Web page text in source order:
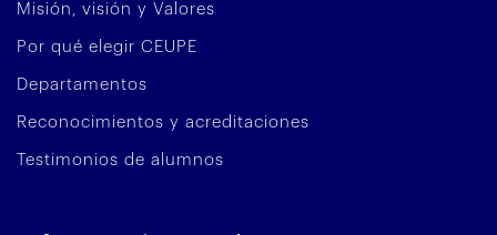
Misión, visión y Valores
Por qué elegir CEUPE
Departamentos
Reconocimientos y acreditaciones
Testimonios de alumnos